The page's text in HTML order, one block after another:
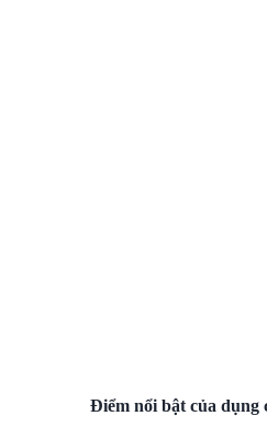
Điểm nổi bật của dụng